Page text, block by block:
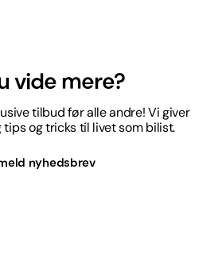
vide mere?
tilbud før alle andre! Vi giver
tips og tricks til livet som bilist.
nyhedsbrev